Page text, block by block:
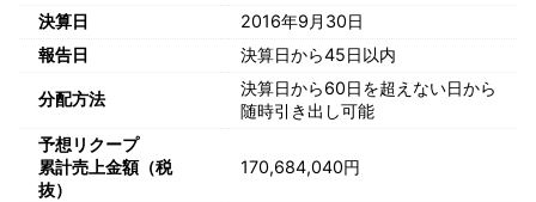
決算日
2016年9月30日
報告日
決算日から45日以内
分配方法
決算日から60日を超えない日から
随時引き出し可能
予想リクープ
累計売上金額（税
抜）
170,684,040円